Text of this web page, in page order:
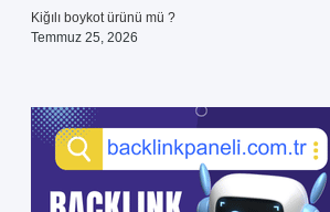
Kiğılı boykot ürünü mü ?
Temmuz 25, 2026